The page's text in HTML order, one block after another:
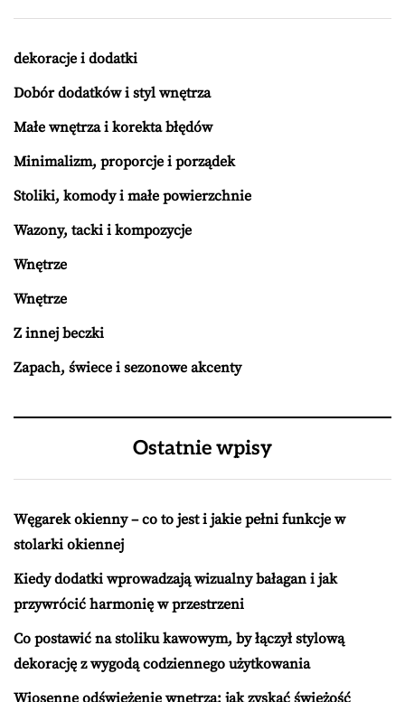
dekoracje i dodatki
Dobór dodatków i styl wnętrza
Małe wnętrza i korekta błędów
Minimalizm, proporcje i porządek
Stoliki, komody i małe powierzchnie
Wazony, tacki i kompozycje
Wnętrze
Wnętrze
Z innej beczki
Zapach, świece i sezonowe akcenty
Ostatnie wpisy
Węgarek okienny – co to jest i jakie pełni funkcje w
stolarki okiennej
Kiedy dodatki wprowadzają wizualny bałagan i jak
przywrócić harmonię w przestrzeni
Co postawić na stoliku kawowym, by łączył stylową
dekorację z wygodą codziennego użytkowania
Wiosenne odświeżenie wnętrza: jak zyskać świeżość